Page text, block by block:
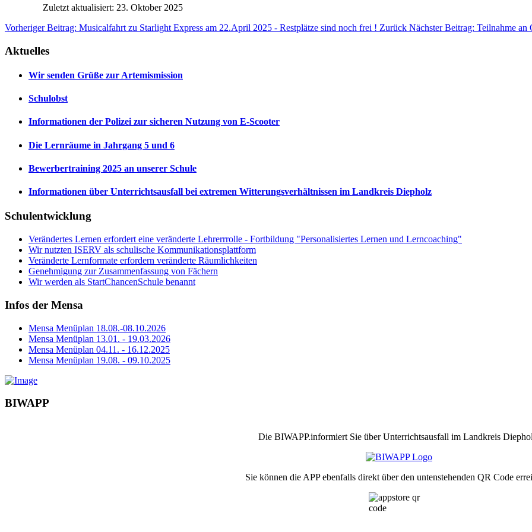
Zuletzt aktualisiert: 23. Oktober 2025
Vorheriger Beitrag: Musicalfahrt zu Starlight Express am 22.April 2025 - Restplätze sind noch frei ! Zurück Nächster Beitrag: Teilnahme
Aktuelles
Wir senden Grüße zur Artemismission
Schulobst
Informationen der Polizei zur sicheren Nutzung von E-Scooter
Die Lernräume in Jahrgang 5 und 6
Bewerbertraining 2025 an unserer Schule
Informationen über Unterrichtsausfall bei extremen Witterungsverhältnissen im Landkreis Diepholz
Schulentwicklung
Verändertes Lernen erfordert eine veränderte Lehrerrrolle - Fortbildung "Personalisiertes Lernen und Lerncoaching"
Wir nutzten ISERV als schulische Kommunikationsplattform
Veränderte Lernformate erfordern veränderte Räumlichkeiten
Genehmigung zur Zusammenfassung von Fächern
Wir werden als StartChancenSchule benannt
Infos der Mensa
Mensa Menüplan 18.08.-08.10.2026
Mensa Menüplan 13.01. - 19.03.2026
Mensa Menüplan 04.11. - 16.12.2025
Mensa Menüplan 19.08. - 09.10.2025
BIWAPP
Die BIWAPP.informiert Sie über Unterrichtsausfall im Landkreis
Sie können die APP ebenfalls direkt über den untenstehenden QR Code